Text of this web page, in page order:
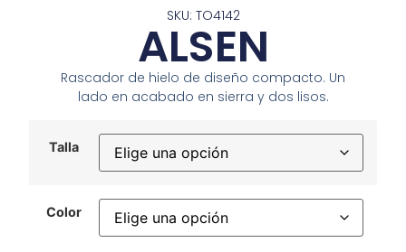
SKU: TO4142
ALSEN
Rascador de hielo de diseño compacto. Un
lado en acabado en sierra y dos lisos.
Talla
Color